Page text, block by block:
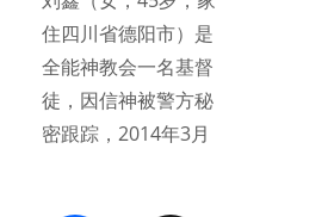
住四川省德阳市）是
全能神教会一名基督
徒，因信神被警方秘
密跟踪，2014年3月